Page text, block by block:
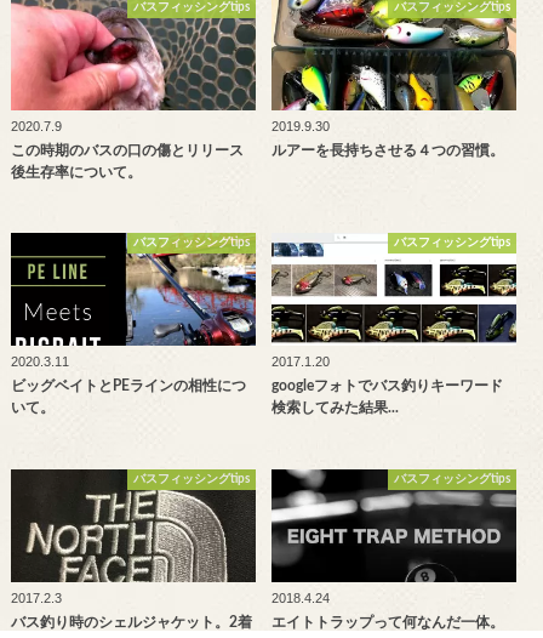
バスフィッシングtips
2020.7.9
この時期のバスの口の傷とリリース
後生存率について。
バスフィッシングtips
2019.9.30
ルアーを長持ちさせる４つの習慣。
バスフィッシングtips
2020.3.11
ビッグベイトとPEラインの相性につ
いて。
バスフィッシングtips
2017.1.20
googleフォトでバス釣りキーワード
検索してみた結果...
バスフィッシングtips
2017.2.3
バス釣り時のシェルジャケット。2着
バスフィッシングtips
2018.4.24
エイトトラップって何なんだ一体。